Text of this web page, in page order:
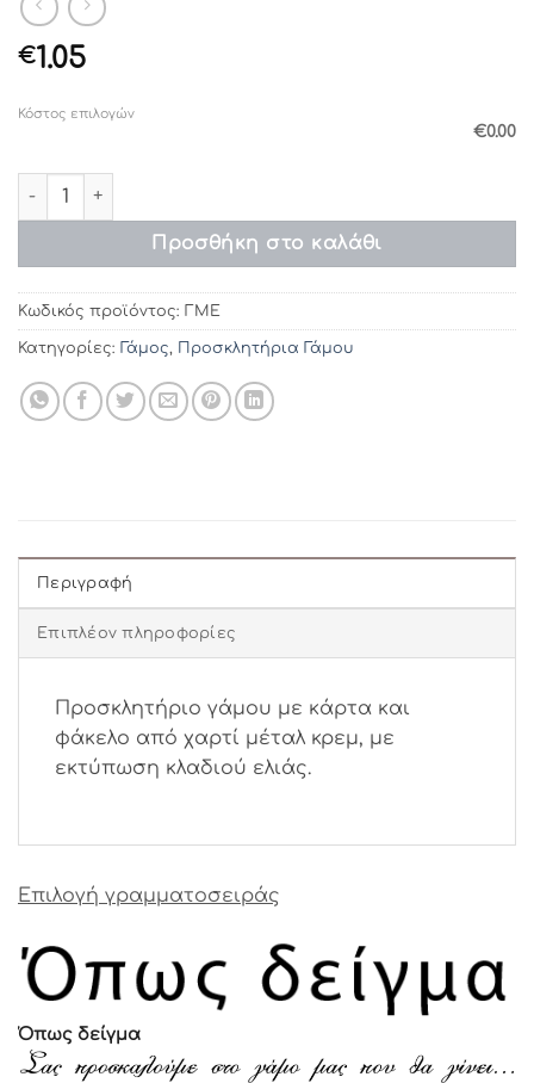
€1.05
Κόστος επιλογών
€0.00
Προσκλητήρια γάμου ΓΜΕ (21χ10,5) ποσότητα
Προσθήκη στο καλάθι
Κωδικός προϊόντος: ΓΜΕ
Κατηγορίες: Γάμος, Προσκλητήρια Γάμου
Περιγραφή
Επιπλέον πληροφορίες
Προσκλητήριο γάμου με κάρτα και
φάκελο από χαρτί μέταλ κρεμ, με
εκτύπωση κλαδιού ελιάς.
Επιλογή γραμματοσειράς
Όπως δείγμα